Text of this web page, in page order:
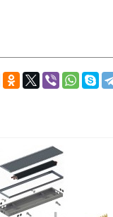
Подробнее об оплате